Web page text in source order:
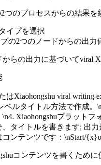
つのプロセスからの結果を
イプを選択
プの2つのノードからの出力
らの出力に基づいてviral
たはXiaohongshu viral
ベルタイトル方法で作成
Xiaohongshuプラット
タイトルを書きます; 出力
コンテンツです：\nStart/
コンテンツを書くために